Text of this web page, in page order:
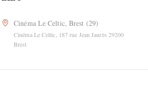
Cinéma Le Celtic, Brest (29)
Cinéma Le Celtic, 187 rue Jean Jaurès 29200
Brest